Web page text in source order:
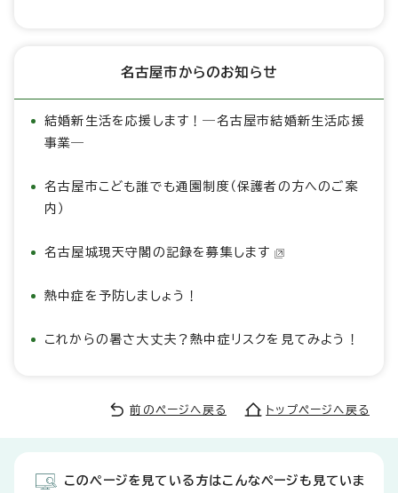
名古屋市からのお知らせ
結婚新生活を応援します！―名古屋市結婚新生活応援
事業―
名古屋市こども誰でも通園制度（保護者の方へのご案
内）
名古屋城現天守閣の記録を募集します
熱中症を予防しましょう！
これからの暑さ大丈夫？熱中症リスクを見てみよう！
前のページへ戻る トップページへ戻る
このページを見ている方はこんなページも見ていま